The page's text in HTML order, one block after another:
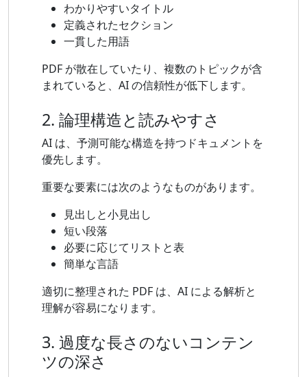
わかりやすいタイトル
定義されたセクション
一貫した用語
PDF が散在していたり​​、複数のトピックが含
まれていると、AI の信頼性が低下します。
2. 論理構造と読みやすさ
AI は、予測可能な構造を持つドキュメントを
優先します。
重要な要素には次のようなものがあります。
見出しと小見出し
短い段落
必要に応じてリストと表
簡単な言語
適切に整理された PDF は、AI による解析と
理解が容易になります。
3. 過度な長さのないコンテン
ツの深さ